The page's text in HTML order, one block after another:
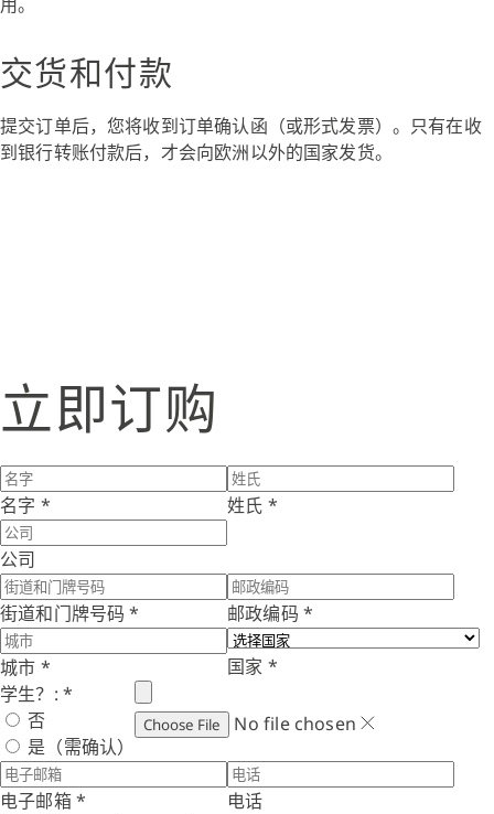
交货和付款
提交订单后，您将收到订单确认函（或形式发票）。只有在收
到银行转账付款后，才会向欧洲以外的国家发货。
立即订购
名字 * 姓氏 *
公司
街道和门牌号码* 邮政编码 *
城市 * 国家 *
学生？: *
否
是（需确认）
Choose File No file chosen
电子邮箱*
电话